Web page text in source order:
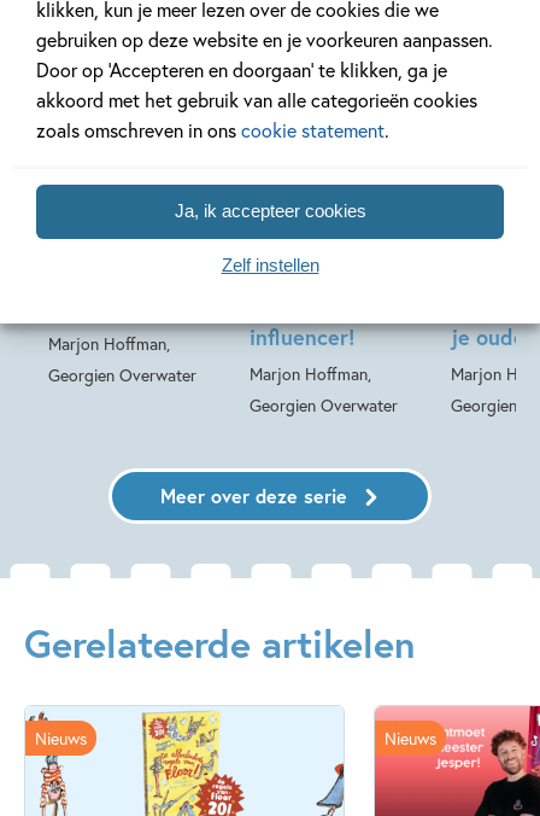
klikken, kun je meer lezen over de cookies die we
gebruiken op deze website en je voorkeuren aanpassen.
Door op ‘Accepteren en doorgaan’ te klikken, ga je
akkoord met het gebruik van alle categorieën cookies
zoals omschreven in onscookie statement.
Ja, ik accepteer cookies
Zelf instellen
Deel 21
26-08-2026
De regels van
Floor 21 – Kijk
Marjon Hoffman,
Georgien Overwater
15,99
Deel 20
De regels van
Floor 20 – Word
nooit besties
influencer!
Marjon Hoffman,
Georgien Overwater
15,99
Floor 19
je
Marjon
Georgien
Meer over deze serie
Gerelateerde artikelen
Nieuws Nieuws